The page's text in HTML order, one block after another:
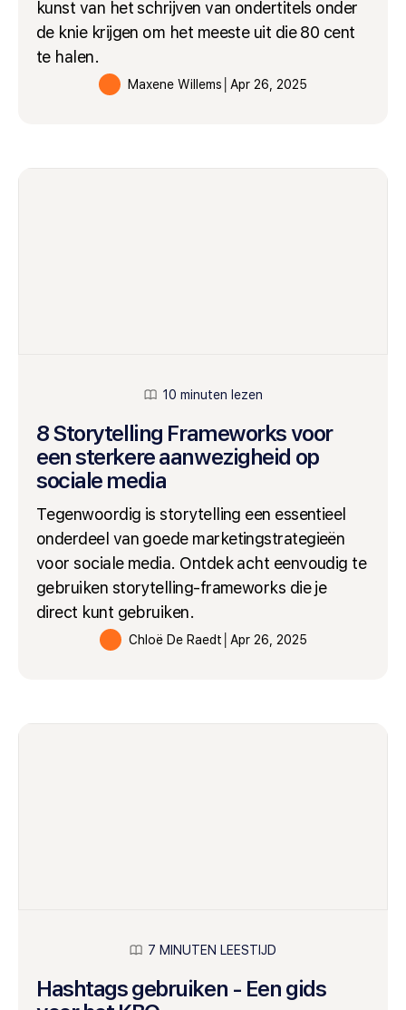
kunst van het schrijven van ondertitels onder
de knie krijgen om het meeste uit die 80 cent
te halen.
Maxene Willems Apr 26, 2025
10 minuten lezen
8 Storytelling Frameworks voor
een sterkere aanwezigheid op
sociale media
Tegenwoordig is storytelling een essentieel
onderdeel van goede marketingstrategieën
voor sociale media. Ontdek acht eenvoudig te
gebruiken storytelling-frameworks die je
direct kunt gebruiken.
Chloë De Raedt Apr 26, 2025
7 MINUTEN LEESTIJD
Hashtags gebruiken - Een gids